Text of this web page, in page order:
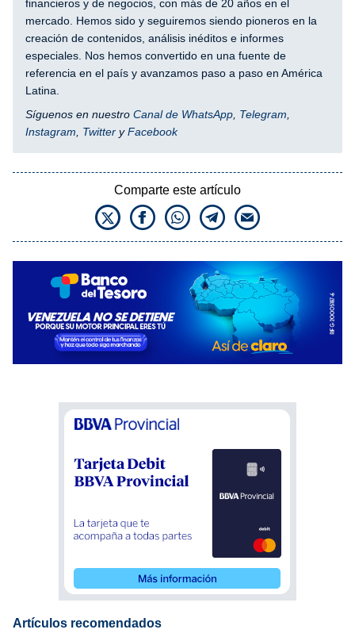
financieros y de negocios, con más de 20 años en el
mercado. Hemos sido y seguiremos siendo pioneros en la
creación de contenidos, análisis inéditos e informes
especiales. Nos hemos convertido en una fuente de
referencia en el país y avanzamos paso a paso en América
Latina.
Síguenos en nuestro Canal de WhatsApp Telegram
Instagram
Twitter yFacebook
Comparte este artículo
Artículos recomendados